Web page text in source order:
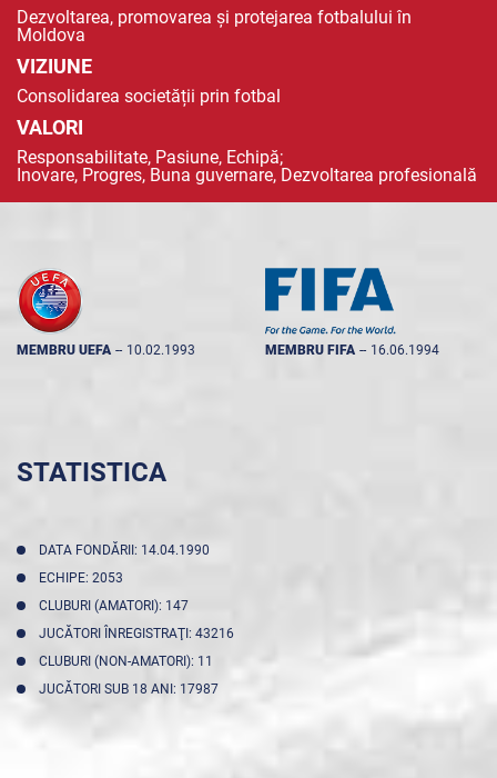
Dezvoltarea, promovarea și protejarea fotbalului în
Moldova
VIZIUNE
Consolidarea societății prin fotbal
VALORI
Responsabilitate, Pasiune, Echipă;
Inovare, Progres, Buna guvernare, Dezvoltarea profesională
MEMBRU UEFA -- 10.02.1993 MEMBRU FIFA -- 16.06.1994
STATISTICA
DATA FONDĂRII: 14.04.1990
ECHIPE: 2053
CLUBURI (AMATORI): 147
JUCĂTORI ÎNREGISTRAŢI: 43216
CLUBURI (NON-AMATORI): 11
JUCĂTORI SUB 18 ANI: 17987